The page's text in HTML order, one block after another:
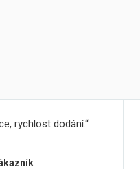
rychlost dodání.